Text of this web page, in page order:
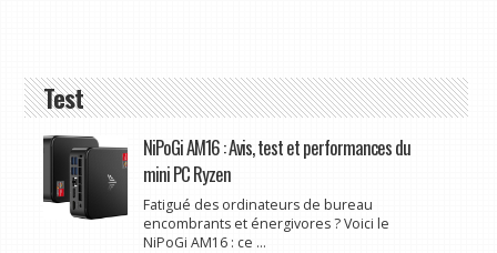
Test
NiPoGi AM16 : Avis, test et performances du
mini PC Ryzen
Fatigué des ordinateurs de bureau
encombrants et énergivores ? Voici le
NiPoGi AM16 : ce ...